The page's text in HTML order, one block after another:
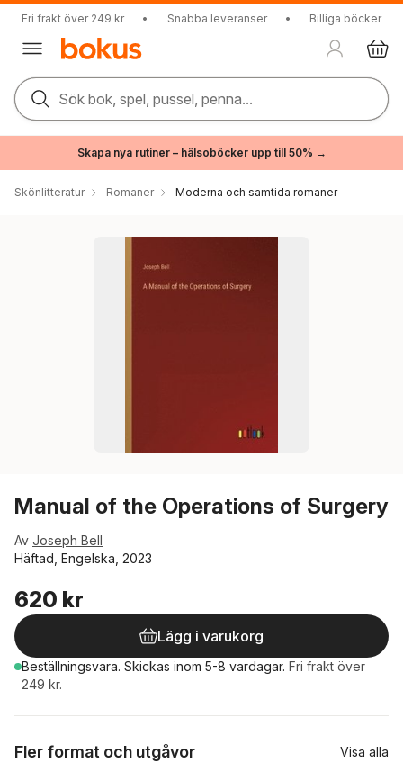
Fri frakt över 249 kr • Snabba leveranser • Billiga böcker
Sök bok, spel, pussel, penna...
Skapa nya rutiner – hälsoböcker upp till 50% →
Skönlitteratur Romaner Moderna och samtida romaner
Manual of the Operations of Surgery
Av Joseph Bell
Häftad, Engelska, 2023
620 kr
Lägg i varukorg
Beställningsvara. Skickas inom 5-8 vardagar. Fri frakt över
249 kr.
Fler format och utgåvor Visa alla